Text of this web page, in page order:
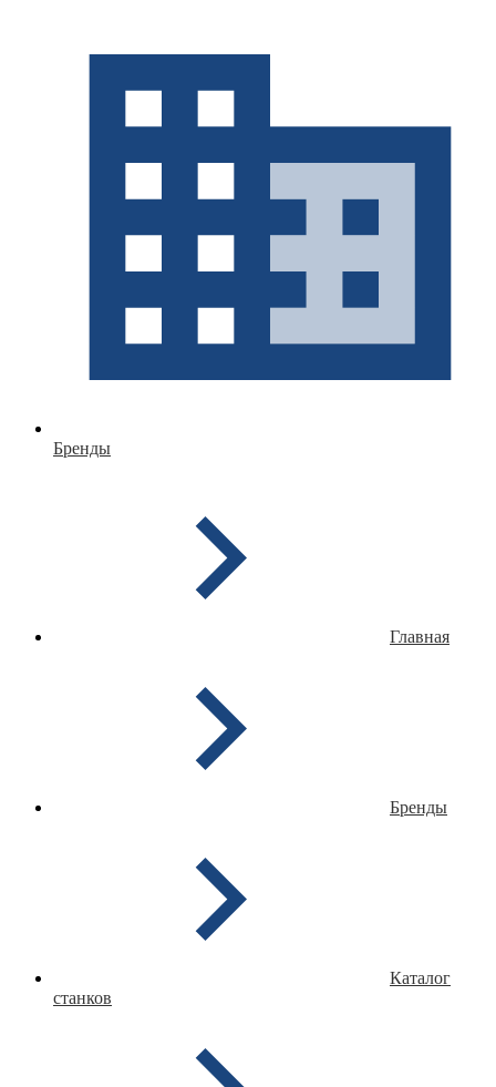
Бренды
Главная
Бренды
Каталог
станков